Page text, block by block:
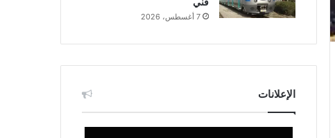
7 أغسطس، 2026
الإعلانات